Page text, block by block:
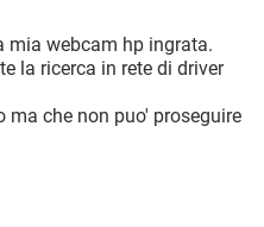
FACEBOOK
WHATSAPP
FACEBOOK
ANDROID
mia webcam hp ingrata.
la ricerca in rete di driver
ma che non puo' proseguire